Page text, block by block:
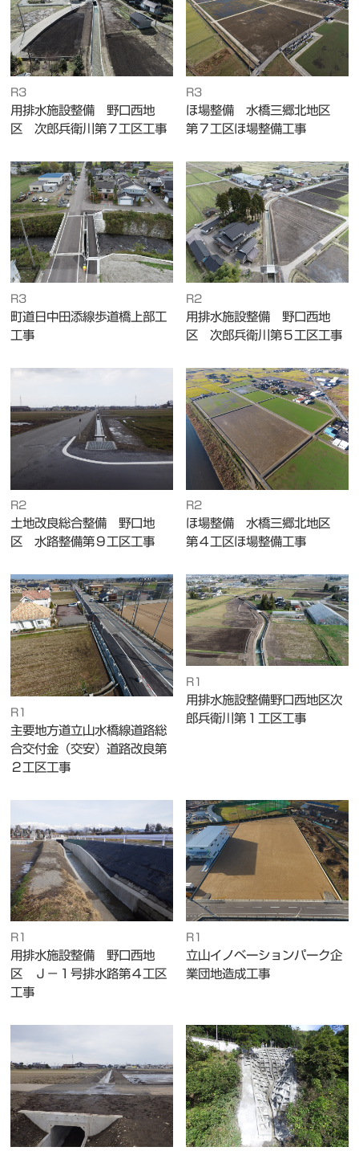
R3
用排水施設整備 野口西地
区 次郎兵衛川第７工区工事
R3
ほ場整備 水橋三郷北地区
第７工区ほ場整備工事
R3
町道日中田添線歩道橋上部工
工事
R2
用排水施設整備 野口西地
区 次郎兵衛川第５工区工事
R2
土地改良総合整備 野口地
区 水路整備第９工区工事
R2
ほ場整備 水橋三郷北地区
第４工区ほ場整備工事
R1
主要地方道立山水橋線道路総
合交付金（交安）道路改良第
２工区工事
R1
用排水施設整備野口西地区次
郎兵衛川第１工区工事
R1
用排水施設整備 野口西地
区 Ｊ－１号排水路第４工区
工事
R1
立山イノベーションパーク企
業団地造成工事